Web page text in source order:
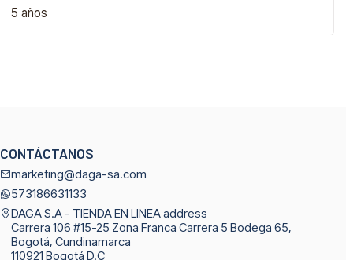
5 años
CONTÁCTANOS
marketing@daga-sa.com
573186631133
DAGA S.A - TIENDA EN LINEA address
Carrera 106 #15-25 Zona Franca Carrera 5 Bodega 65,
Bogotá, Cundinamarca
110921 Bogotá D.C